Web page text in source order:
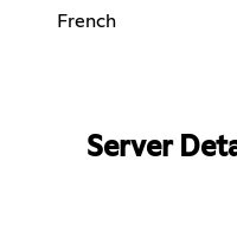
French
Server